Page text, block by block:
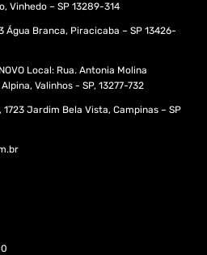
Vinhedo – SP 13289-314
Água Branca, Piracicaba – SP 13426-
Local: Rua. Antonia Molina
Valinhos - SP, 13277-732
1723 Jardim Bela Vista, Campinas – SP